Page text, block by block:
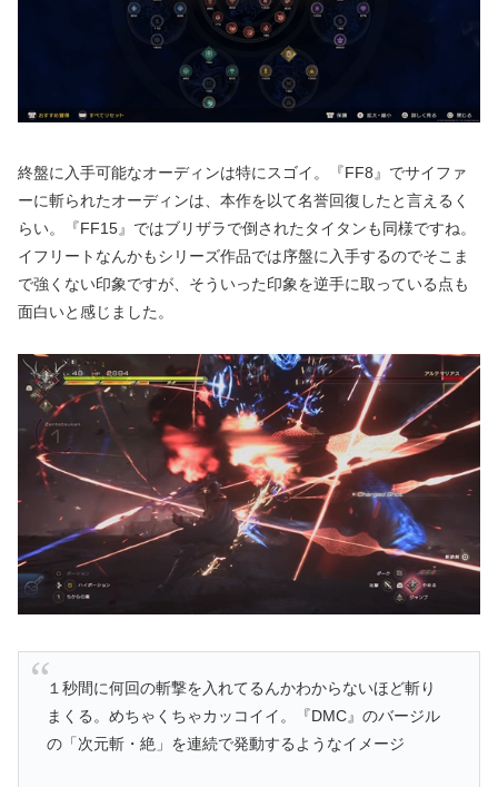
終盤に入手可能なオーディンは特にスゴイ。『FF8』でサイファ
ーに斬られたオーディンは、本作を以て名誉回復したと言えるく
らい。『FF15』ではブリザラで倒されたタイタンも同様ですね。
イフリートなんかもシリーズ作品では序盤に入手するのでそこま
で強くない印象ですが、そういった印象を逆手に取っている点も
面白いと感じました。
１秒間に何回の斬撃を入れてるんかわからないほど斬り
まくる。めちゃくちゃカッコイイ。『DMC』のバージル
の「次元斬・絶」を連続で発動するようなイメージ